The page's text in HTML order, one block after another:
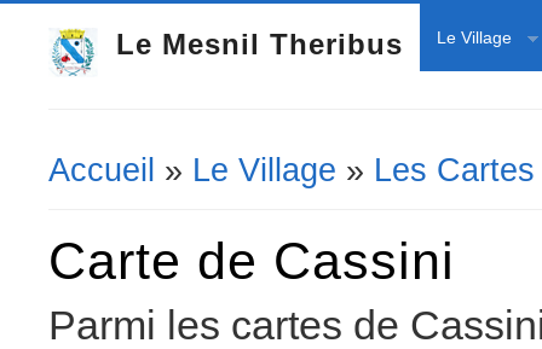
Le Mesnil Theribus Le Village
Vous êtes ici
Accueil » Le Village » Les Cartes
Carte de Cassini
Parmi les cartes de